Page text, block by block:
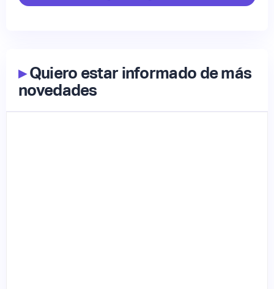
▸Quiero estar informado de más
novedades